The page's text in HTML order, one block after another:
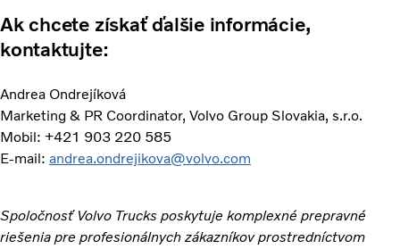
Ak chcete získať ďalšie informácie,
kontaktujte:
Andrea Ondrejíková
Marketing & PR Coordinator, Volvo Group Slovakia, s.r.o.
Mobil: +421 903 220 585
E-mail: andrea.ondrejikova@volvo.com
Spoločnosť Volvo Trucks poskytuje komplexné prepravné
riešenia pre profesionálnych zákazníkov prostredníctvom